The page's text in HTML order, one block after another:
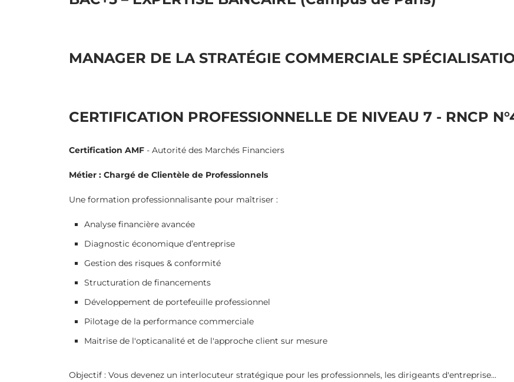
MANAGER DE LA STRATÉGIE COMMERCIALE
CERTIFICATION PROFESSIONNELLE DE NIVEAU 7 - RNCP
Certification AMF - Autorité des Marchés Financiers
Métier : Chargé de Clientèle de Professionnels
Une formation professionnalisante pour maîtriser :
Analyse financière avancée
Diagnostic économique d’entreprise
Gestion des risques & conformité
Structuration de financements
Développement de portefeuille professionnel
Pilotage de la performance commerciale
Maitrise de l'opticanalité et de l'approche client sur mesure
Objectif : Vous devenez un interlocuteur stratégique pour les professionnels, les dirigeants d'entreprise...